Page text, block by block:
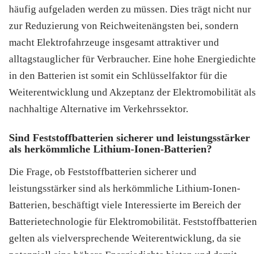
häufig aufgeladen werden zu müssen. Dies trägt nicht nur
zur Reduzierung von Reichweitenängsten bei, sondern
macht Elektrofahrzeuge insgesamt attraktiver und
alltagstauglicher für Verbraucher. Eine hohe Energiedichte
in den Batterien ist somit ein Schlüsselfaktor für die
Weiterentwicklung und Akzeptanz der Elektromobilität als
nachhaltige Alternative im Verkehrssektor.
Sind Feststoffbatterien sicherer und leistungsstärker
als herkömmliche Lithium-Ionen-Batterien?
Die Frage, ob Feststoffbatterien sicherer und
leistungsstärker sind als herkömmliche Lithium-Ionen-
Batterien, beschäftigt viele Interessierte im Bereich der
Batterietechnologie für Elektromobilität. Feststoffbatterien
gelten als vielversprechende Weiterentwicklung, da sie